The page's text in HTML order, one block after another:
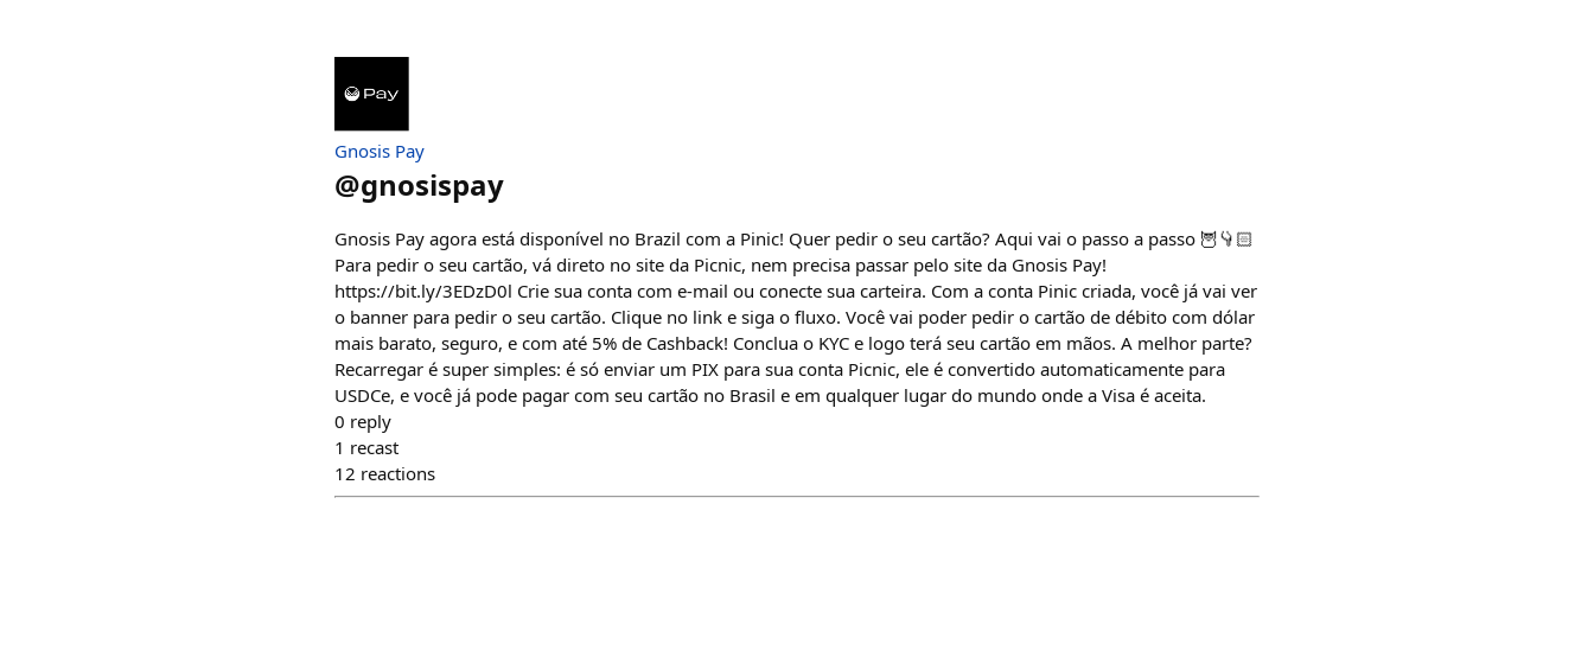
Gnosis Pay
@gnosispay
Gnosis Pay agora está disponível no Brazil com a Pinic! Quer pedir o seu cartão? Aqui vai o passo a passo 🦉👇🏻
Para pedir o seu cartão, vá direto no site da Picnic, nem precisa passar pelo site da Gnosis Pay!
https://bit.ly/3EDzD0l Crie sua conta com e-mail ou conecte sua carteira. Com a conta Pinic criada, você já vai ver
o banner para pedir o seu cartão. Clique no link e siga o fluxo. Você vai poder pedir o cartão de débito com dólar
mais barato, seguro, e com até 5% de Cashback! Conclua o KYC e logo terá seu cartão em mãos. A melhor parte?
Recarregar é super simples: é só enviar um PIX para sua conta Picnic, ele é convertido automaticamente para
USDCe, e você já pode pagar com seu cartão no Brasil e em qualquer lugar do mundo onde a Visa é aceita.
0 reply
1 recast
12 reactions